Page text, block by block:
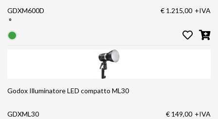
GDXM600D
°
€ 1.215,00 +IVA
Godox Illuminatore LED compatto ML30
GDXML30 € 149,00 +IVA